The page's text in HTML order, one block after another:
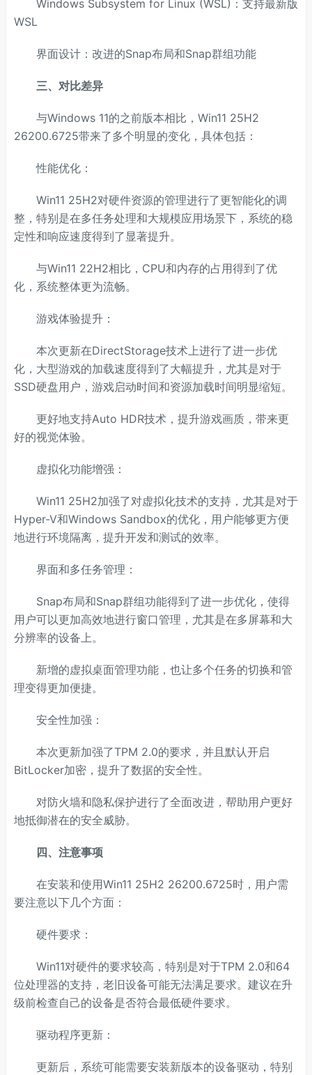
Windows Subsystem for Linux (WSL)：支持最新版
WSL
界面设计：改进的Snap布局和Snap群组功能
三、对比差异
与Windows 11的之前版本相比，Win11 25H2
26200.6725带来了多个明显的变化，具体包括：
性能优化：
Win11 25H2对硬件资源的管理进行了更智能化的调
整，特别是在多任务处理和大规模应用场景下，系统的稳
定性和响应速度得到了显著提升。
与Win11 22H2相比，CPU和内存的占用得到了优
化，系统整体更为流畅。
游戏体验提升：
本次更新在DirectStorage技术上进行了进一步优
化，大型游戏的加载速度得到了大幅提升，尤其是对于
SSD硬盘用户，游戏启动时间和资源加载时间明显缩短。
更好地支持Auto HDR技术，提升游戏画质，带来更
好的视觉体验。
虚拟化功能增强：
Win11 25H2加强了对虚拟化技术的支持，尤其是对于
Hyper-V和Windows Sandbox的优化，用户能够更方便
地进行环境隔离，提升开发和测试的效率。
界面和多任务管理：
Snap布局和Snap群组功能得到了进一步优化，使得
用户可以更加高效地进行窗口管理，尤其是在多屏幕和大
分辨率的设备上。
新增的虚拟桌面管理功能，也让多个任务的切换和管
理变得更加便捷。
安全性加强：
本次更新加强了TPM 2.0的要求，并且默认开启
BitLocker加密，提升了数据的安全性。
对防火墙和隐私保护进行了全面改进，帮助用户更好
地抵御潜在的安全威胁。
四、注意事项
在安装和使用Win11 25H2 26200.6725时，用户需
要注意以下几个方面：
硬件要求：
Win11对硬件的要求较高，特别是对于TPM 2.0和64
位处理器的支持，老旧设备可能无法满足要求。建议在升
级前检查自己的设备是否符合最低硬件要求。
驱动程序更新：
更新后，系统可能需要安装新版本的设备驱动，特别